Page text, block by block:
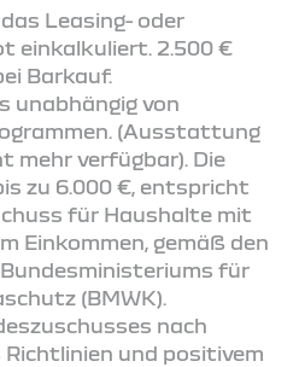
Leasing- oder
einkalkuliert. 2.500 €
Barkauf.
unabhängig von
(Ausstattung
mehr verfügbar). Die
zu 6.000 €, entspricht
für Haushalte mit
Einkommen, gemäß den
für
(BMWK).
nach
und positivem